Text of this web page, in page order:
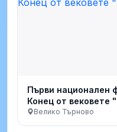
Първи национален
Конец от вековете "
Велико Търново